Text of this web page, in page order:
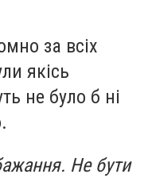
за всіх
якісь
не було б ні
Не бути